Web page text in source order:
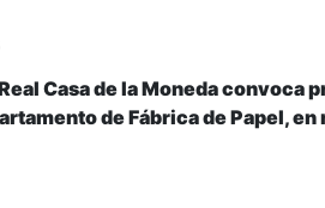
Casa de la Moneda
de Fábrica de Papel,